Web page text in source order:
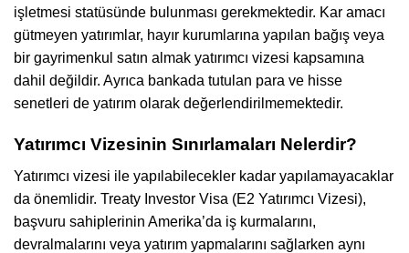
işletmesi statüsünde bulunması gerekmektedir. Kar amacı
gütmeyen yatırımlar, hayır kurumlarına yapılan bağış veya
bir gayrimenkul satın almak yatırımcı vizesi kapsamına
dahil değildir. Ayrıca bankada tutulan para ve hisse
senetleri de yatırım olarak değerlendirilmemektedir.
Yatırımcı Vizesinin Sınırlamaları Nelerdir?
Yatırımcı vizesi ile yapılabilecekler kadar yapılamayacaklar
da önemlidir. Treaty Investor Visa (E2 Yatırımcı Vizesi),
başvuru sahiplerinin Amerika’da iş kurmalarını,
devralmalarını veya yatırım yapmalarını sağlarken aynı